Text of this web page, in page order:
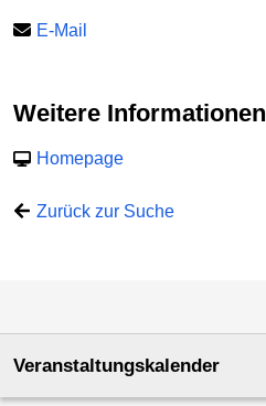
E-Mail
Weitere Informationen
Homepage
Zurück zur Suche
Veranstaltungskalender